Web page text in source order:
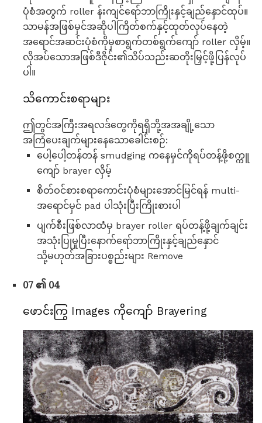
ပုံစံအတွက် roller န်းကျင်ရော်ဘာကြိုးနှင့်ချည်နှောင်ထုပ်။
သာမန်အဖြစ်မှင်အဆိုပါကြိတ်စက်နှင့်ထုတ်လုပ်နေတဲ့
အရောင်အဆင်းပုံစံကိုမှစာရွက်တစ်ရွက်ကျော် roller လှိမ့်။
လိုအပ်သောအဖြစ်ဒီဇိုင်း၏သိပ်သည်းဆတိုးမြှင့်ဖို့ပြန်လုပ်
ပါ။
သိကောင်းစရာများ
ဤတွင်အကြီးအရလဒ်တွေကိုရရှိဘို့အအချို့သော
အကြံပေးချက်များနေသောခေါင်းစဉ်:
ပေါ့ပေါ့တန်တန် smudging ကနေမှင်ကိုရပ်တန့်ဖို့စက္ကူ
ကျော် brayer လှိမ့်
စိတ်ဝင်စားစရာကောင်းပုံစံများအောင်မြင်ရန် multi-
အရောင်မှင် pad ပါသုံးပြီးကြိုးစားပါ
ပျက်စီးဖြစ်လာထံမှ brayer roller ရပ်တန့်ဖို့ချက်ချင်း
အသုံးပြုမှုပြီးနောက်ရော်ဘာကြိုးနှင့်ချည်နှောင်
သို့မဟုတ်အခြားပစ္စည်းများ Remove
07 ၏ 04
ဖောင်းကြွ Images ကိုကျော် Brayering